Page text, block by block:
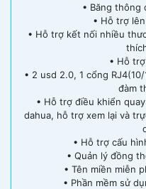
• Băng thông
• Hỗ trợ
• Hỗ trợ kết nối nhiều
• Hỗ
• 2 usd 2.0, 1 cổng
đàm
• Hỗ trợ điều khiển
dahua, hỗ trợ xem lại và
• Hỗ trợ cấu
• Quản lý đồng
• Tên miền miễn
• Phần mềm sử